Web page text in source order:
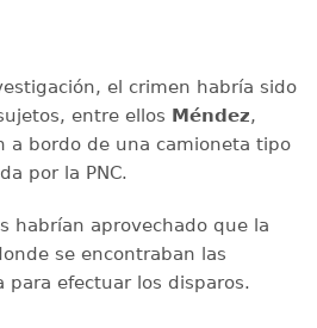
el crimen habría sido
entre ellos Méndez,
a bordo de una camioneta tipo
por la PNC.
habrían aprovechado que la
se encontraban las
efectuar los disparos.